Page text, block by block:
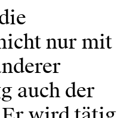
nur mit
auch der